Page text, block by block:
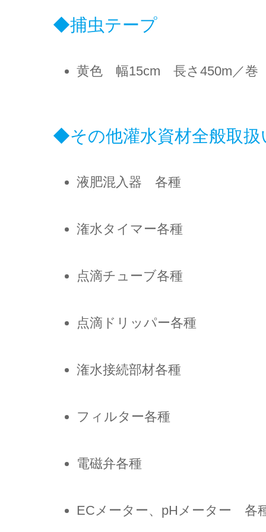
捕虫テープ
黄色 幅15cm 長さ450m／巻
その他灌水資材全般取扱
液肥混入器 各種
潅水タイマー各種
点滴チューブ各種
点滴ドリッパー各種
潅水接続部材各種
フィルター各種
電磁弁各種
ECメーター、pHメーター 各